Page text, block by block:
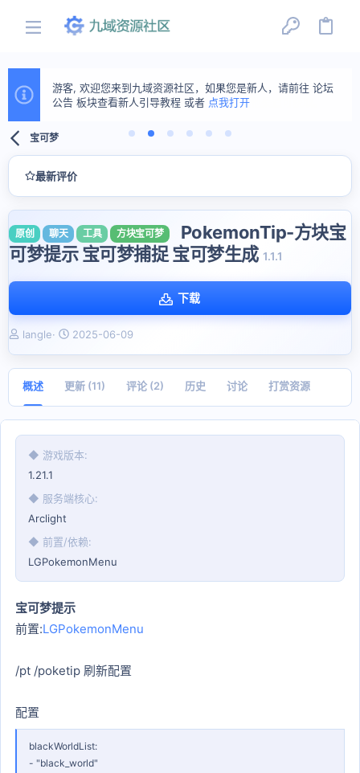
游客, 欢迎您来到九域资源社区，如果您是新人，请前往 论坛
公告 板块查看新人引导教程 或者 点我打开
宝可梦
最新评价
原创 聊天 工具 方块宝可梦
PokemonTip-方块宝
可梦提示 宝可梦捕捉 宝可梦生成 1.1.1
下载
作
langle
创
2025-06-09
概述 更新 (11) 评论 (2) 历史 讨论 打赏资源
◆ 游戏版本
1.21.1
◆ 服务端核心
Arclight
◆ 前置/依赖
LGPokemonMenu
宝可梦提示
前置:LGPokemonMenu
/pt /poketip 刷新配置
配置
blackWorldList:
- "black_world"